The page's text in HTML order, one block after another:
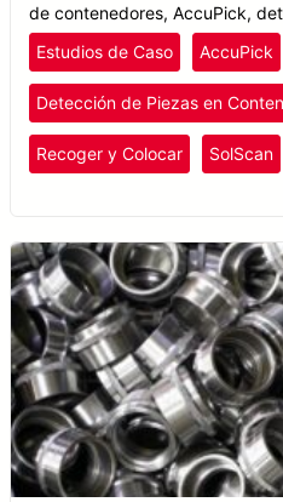
de contenedores, AccuPick,
éxito objetos
eficiencia.
Estudios de Caso AccuPick
Detección de Piezas en
Recoger y Colocar SolScan